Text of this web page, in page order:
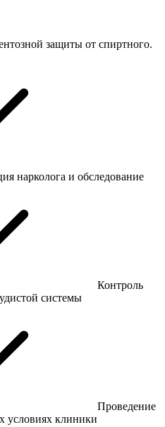
защиты от спиртного.
нарколога и обследование
Контроль
системы
Проведение
условиях клиники